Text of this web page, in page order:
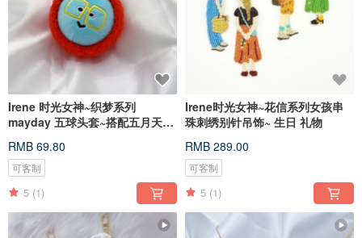
Irene 时光女神~织梦系列
mayday 五球头套~搭配五月天五
RMB 69.80
可客制
5 (1)
Irene时光女神~花信系列女孩串
珠刺绣别针吊饰~ 生日 礼物
RMB 289.00
可客制
5 (1)